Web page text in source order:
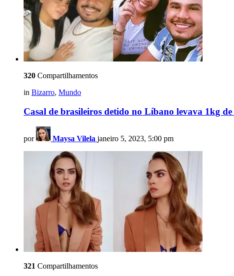
320 Compartilhamentos
in Bizarro, Mundo
Casal de brasileiros detido no Líbano levava 1kg de
por Maysa Vilela janeiro 5, 2023, 5:00 pm
321 Compartilhamentos